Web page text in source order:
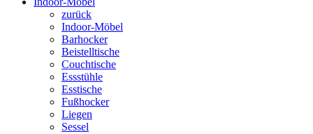
zurück
Indoor-Möbel
Barhocker
Beistelltische
Couchtische
Essstühle
Esstische
Fußhocker
Liegen
Sessel